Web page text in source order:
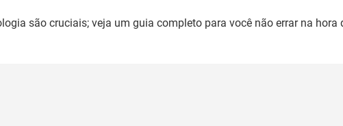
são cruciais; veja um guia completo para você não errar na